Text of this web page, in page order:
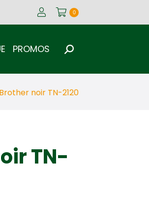
0
PROMOS
Recherche
noir TN-2120
TN-
0
: